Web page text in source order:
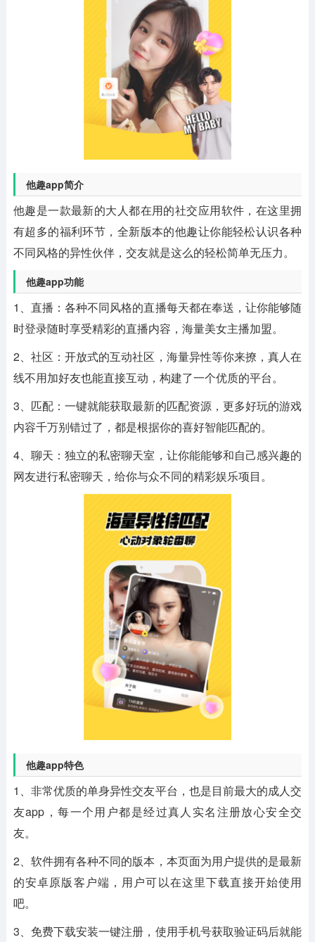
他趣app简介
他趣是一款最新的大人都在用的社交应用软件，在这里拥
有超多的福利环节，全新版本的他趣让你能轻松认识各种
不同风格的异性伙伴，交友就是这么的轻松简单无压力。
他趣app功能
1、直播：各种不同风格的直播每天都在奉送，让你能够随
时登录随时享受精彩的直播内容，海量美女主播加盟。
2、社区：开放式的互动社区，海量异性等你来撩，真人在
线不用加好友也能直接互动，构建了一个优质的平台。
3、匹配：一键就能获取最新的匹配资源，更多好玩的游戏
内容千万别错过了，都是根据你的喜好智能匹配的。
4、聊天：独立的私密聊天室，让你能能够和自己感兴趣的
网友进行私密聊天，给你与众不同的精彩娱乐项目。
他趣app特色
1、非常优质的单身异性交友平台，也是目前最大的成人交
友app，每一个用户都是经过真人实名注册放心安全交
友。
2、软件拥有各种不同的版本，本页面为用户提供的是最新
的安卓原版客户端，用户可以在这里下载直接开始使用
吧。
3、免费下载安装一键注册，使用手机号获取验证码后就能